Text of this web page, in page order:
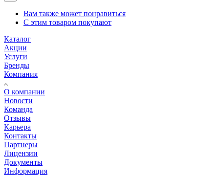
Вам также может понравиться
С этим товаром покупают
Каталог
Акции
Услуги
Бренды
Компания
О компании
Новости
Команда
Отзывы
Карьера
Контакты
Партнеры
Лицензии
Документы
Информация